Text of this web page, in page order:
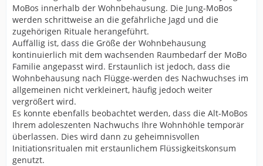
MoBos innerhalb der Wohnbehausung. Die Jung-MoBos
werden schrittweise an die gefährliche Jagd und die
zugehörigen Rituale herangeführt.
Auffällig ist, dass die Größe der Wohnbehausung
kontinuierlich mit dem wachsenden Raumbedarf der MoBo
Familie angepasst wird. Erstaunlich ist jedoch, dass die
Wohnbehausung nach Flügge-werden des Nachwuchses im
allgemeinen nicht verkleinert, häufig jedoch weiter
vergrößert wird.
Es konnte ebenfalls beobachtet werden, dass die Alt-MoBos
Ihrem adoleszenten Nachwuchs Ihre Wohnhöhle temporär
überlassen. Dies wird dann zu geheimnisvollen
Initiationsritualen mit erstaunlichem Flüssigkeitskonsum
genutzt.